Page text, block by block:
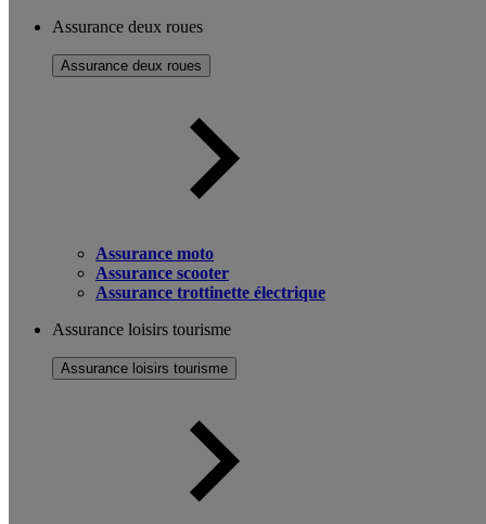
Assurance deux roues
Assurance deux roues
Assurance moto
Assurance scooter
Assurance trottinette électrique
Assurance loisirs tourisme
Assurance loisirs tourisme